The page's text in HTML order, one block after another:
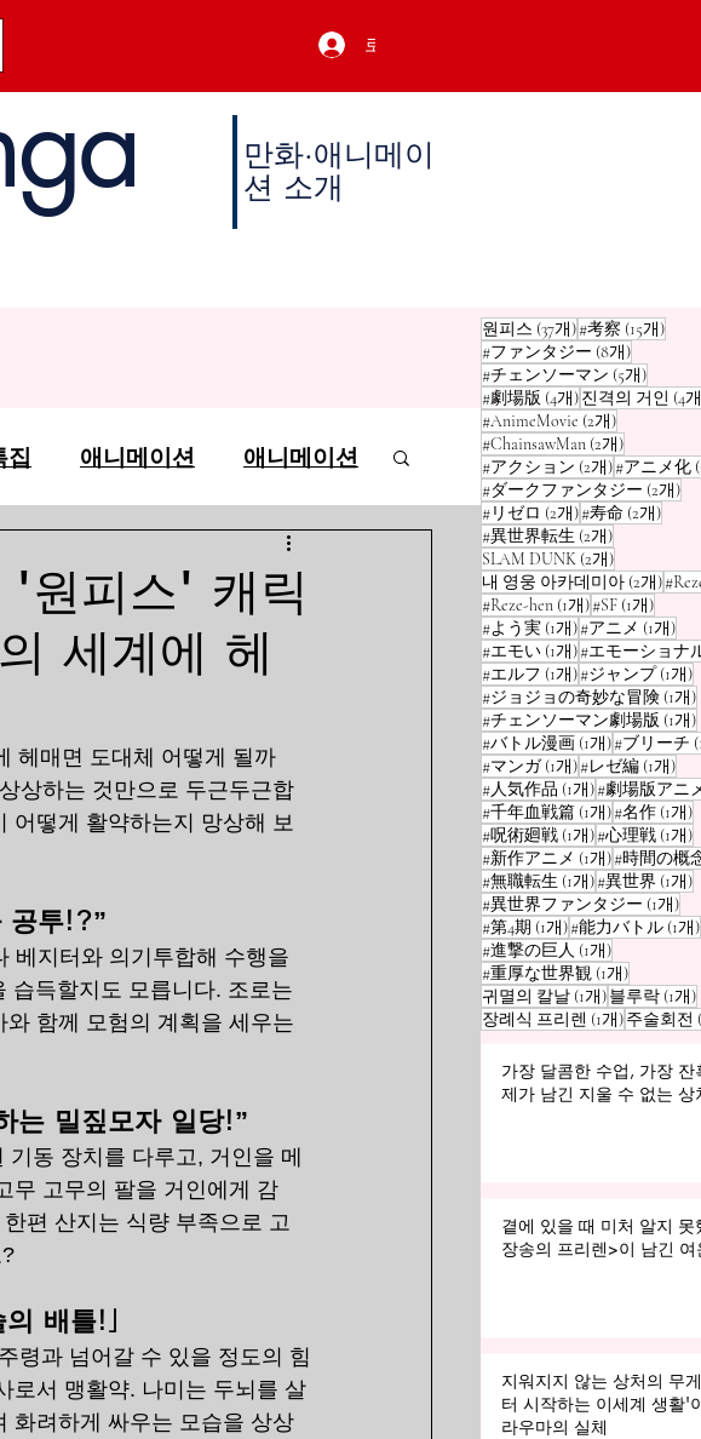
로그인
만화·애니메이
션 소개
집 애니메이션 애니메이션
'원피스' 캐릭
세계에 헤
헤매면 도대체 어떻게 될까
상하는 것만으로 두근두근합
어떻게 활약하는지 망상해 보
공투!?”
베지터와 의기투합해 수행을
습득할지도 모릅니다. 조로는
함께 모험의 계획을 세우는
는 밀짚모자 일당!”
동 장치를 다루고, 거인을 메
무 고무의 팔을 거인에게 감
편 산지는 식량 부족으로 고
배틀!」
령과 넘어갈 수 있을 정도의 힘
로서 맹활약. 나미는 두뇌를 살
화려하게 싸우는 모습을 상상
원피스 (37개)게시물 37개
#考察 (15개)게시
#ファンタジー (8개)게시물 8
#チェンソーマン (5개)게시물
#劇場版 (4개)게시물 4개
진격의 거인 (4
#AnimeMovie (2개)게시물 2개
#ChainsawMan (2개)게시물 2개
#アクション (2개)게시물 2개
#アニメ化
#ダークファンタジー (2개)게
#リゼロ (2개)게시물 2개
#寿命 (2개)게시
#異世界転生 (2개)게시물 2개
SLAM DUNK (2개)게시물 2개
내 영웅 아카데미아 (2개)게시
#Reze-hen (1개)게시물 1개
#SF (1개)게시
#よう実 (1개)게시물 1개
#アニメ (1개)게
#エモい (1개)게시물 1개
#エモーショナ
#エルフ (1개)게시물 1개
#ジャンプ (1개)
#ジョジョの奇妙な冒険 (1개)
#チェンソーマン劇場版 (1개)
#バトル漫画 (1개)게시물 1개
#ブリーチ
#マンガ (1개)게시물 1개
#レゼ編 (1개)게
#人気作品 (1개)게시물 1개
#劇場版アニ
#千年血戦篇 (1개)게시물 1개
#名作 (1개)
#呪術廻戦 (1개)게시물 1개
#心理戦 (1개)
#新作アニメ (1개)게시물 1개
#時間の概
#無職転生 (1개)게시물 1개
#異世界 (1개)
#異世界ファンタジー (1개)게
#第4期 (1개)게시물 1개
#能力バトル (1개)
#進撃の巨人 (1개)게시물 1개
#重厚な世界観 (1개)게시물 1
귀멸의 칼날 (1개)게시물 1개
블루락 (1개)
장례식 프리렌 (1개)게시물 1개
주술회전
가장 달콤한 수업, 가장
제가 남긴 지울 수 없는 상
곁에 있을 때 미처 알지
장송의 프리렌>이 남긴 여
지워지지 않는 상처의 무
터 시작하는 이세계 생활'
라우마의 실체